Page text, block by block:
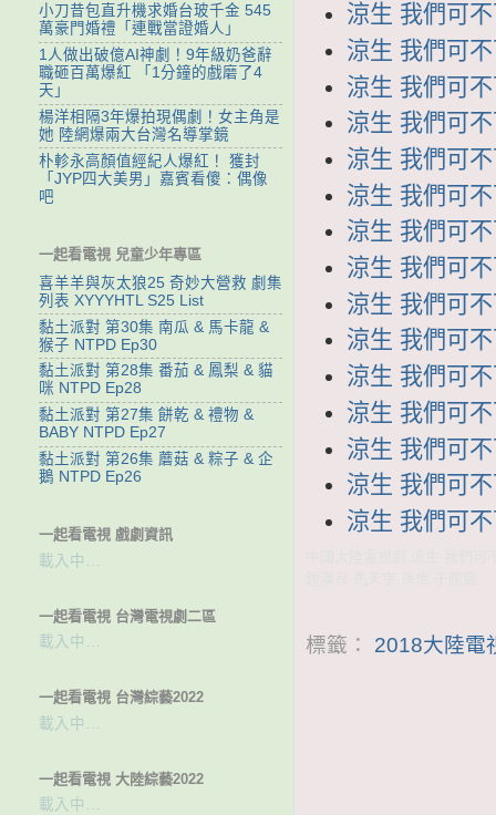
涼生 我們可
涼生 我們可
涼生 我們可
涼生 我們可
涼生 我們可
涼生 我們可
涼生 我們可
涼生 我們可
涼生 我們可
涼生 我們可
涼生 我們可
涼生 我們可
涼生 我們可
涼生 我們可
涼生 我們可
標籤： 2018大陸電
小刀昔包直升機求婚台玻千金 545
萬豪門婚禮「連戰當證婚人」
1人做出破億AI神劇！9年級奶爸辭
職砸百萬爆紅 「1分鐘的戲磨了4
天」
楊洋相隔3年爆拍現偶劇！女主角是
她 陸網爆兩大台灣名導掌鏡
朴軫永高顏值經紀人爆紅！ 獲封
「JYP四大美男」嘉賓看傻：偶像
吧
一起看電視 兒童少年專區
喜羊羊與灰太狼25 奇妙大營救 劇集
列表 XYYYHTL S25 List
黏土派對 第30集 南瓜 & 馬卡龍 &
猴子 NTPD Ep30
黏土派對 第28集 番茄 & 鳳梨 & 貓
咪 NTPD Ep28
黏土派對 第27集 餅乾 & 禮物 &
BABY NTPD Ep27
黏土派對 第26集 蘑菇 & 粽子 & 企
鵝 NTPD Ep26
一起看電視 戲劇資訊
載入中…
一起看電視 台灣電視劇二區
載入中…
一起看電視 台灣綜藝2022
載入中…
一起看電視 大陸綜藝2022
載入中…